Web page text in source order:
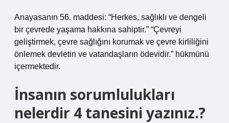
Anayasanın 56. maddesi: “Herkes, sağlıklı ve dengeli
bir çevrede yaşama hakkına sahiptir.” “Çevreyi
geliştirmek, çevre sağlığını korumak ve çevre kirliliğini
önlemek devletin ve vatandaşların ödevidir.” hükmünü
içermektedir.
İnsanın sorumlulukları
nelerdir 4 tanesini yazınız.?